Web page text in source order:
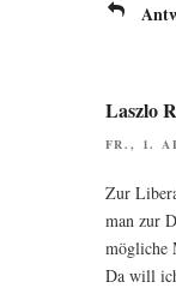
Laszlo
FR., 1.
Zur
man zur
mög­li­che
Da will